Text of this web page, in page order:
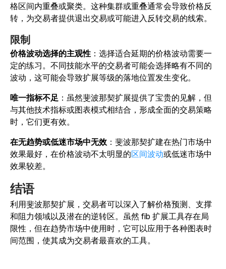
格区间内重叠或聚类。这种集群或重叠通常会导致价格反
转，为交易者提供退出交易或可能进入反转交易的线索。
限制
价格波动选择的主观性 ：选择适合延期的价格波动需要一
定的练习。不同技能水平的交易者可能会选择略有不同的
波动，这可能会导致扩展等级的落地位置发生变化。
唯一指标不足 ：虽然斐波那契扩展提供了宝贵的见解，但
与其他技术指标或图表模式相结合，形成全面的交易策略
时，它们更有效。
在无趋势或低迷市场中无效 ：斐波那契扩建在热门市场中
效果最好，在价格波动不太明显的区间波动或低迷市场中
效果较差。
结语
利用斐波那契扩展，交易者可以深入了解价格预测、支撑
和阻力领域以及潜在的逆转区。虽然 fib 扩展工具存在局
限性，但在趋势市场中使用时，它可以应用于各种图表时
间范围，使其成为交易者最喜欢的工具。